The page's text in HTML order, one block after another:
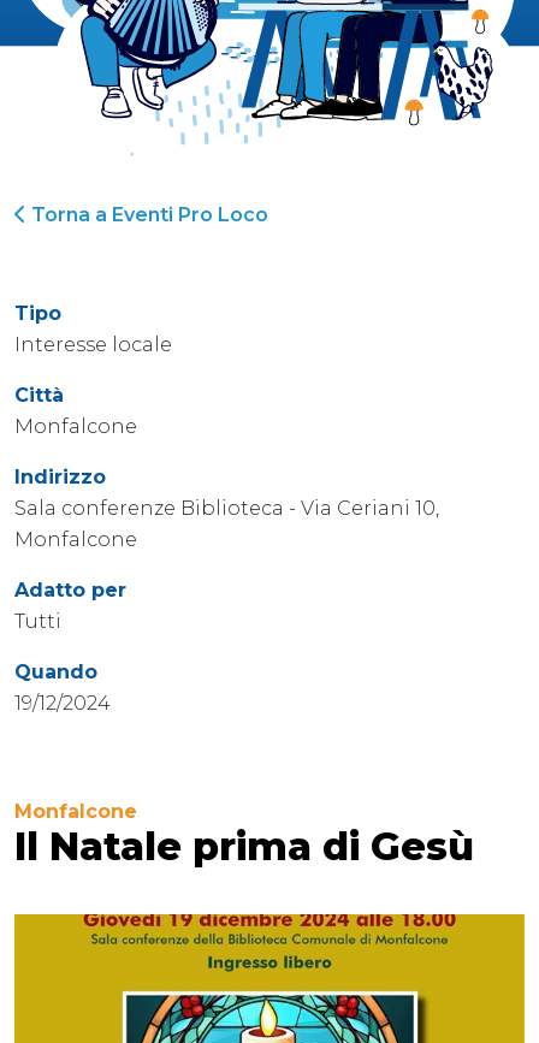
Torna a Eventi Pro Loco
Tipo
Interesse locale
Città
Monfalcone
Indirizzo
Sala conferenze Biblioteca - Via Ceriani 10,
Monfalcone
Adatto per
Tutti
Quando
19/12/2024
Monfalcone
Il Natale prima di Gesù